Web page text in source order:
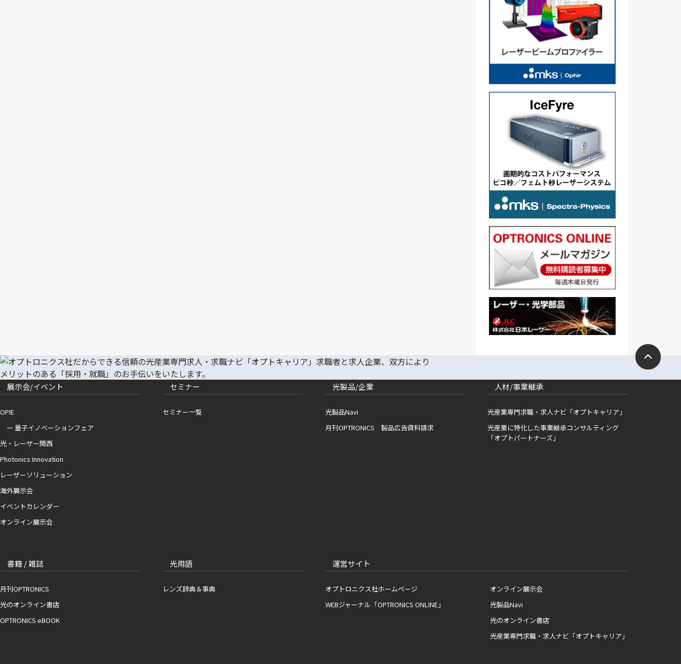
展示会/イベント
OPIE
ー 量子イノベーションフェア
光・レーザー関西
Photonics Innovation
レーザーソリューション
海外展示会
イベントカレンダー
オンライン展示会
セミナー
セミナー一覧
光製品/企業
光製品Navi
月刊OPTRONICS 製品広告資料請求
人材/事業継承
光産業専門求職・求人ナビ「オプトキャリア」
光産業に特化した事業継承コンサルティング
「オプトパートナーズ」
書籍 / 雑誌
月刊OPTRONICS
光のオンライン書店
OPTRONICS eBOOK
光用語
レンズ辞典＆事典
運営サイト
オプトロニクス社ホームページ
WEBジャーナル「OPTRONICS ONLINE」
オンライン展示会
光製品Navi
光のオンライン書店
光産業専門求職・求人ナビ「オプトキャリア」